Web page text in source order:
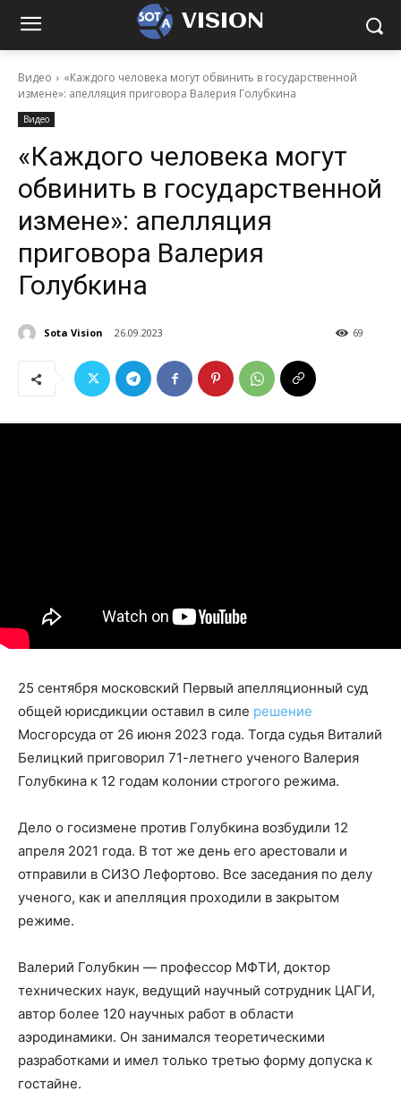
VISION
Видео
«Каждого человека могут обвинить в государственной
измене»: апелляция приговора Валерия Голубкина
Видео
«Каждого человека могут
обвинить в государственной
измене»: апелляция
приговора Валерия
Голубкина
Sota Vision 26.09.2023 69
25 сентября московский Первый апелляционный суд
общей юрисдикции оставил в силе решение
Мосгорсуда от 26 июня 2023 года. Тогда судья Виталий
Белицкий приговорил 71-летнего ученого Валерия
Голубкина к 12 годам колонии строгого режима.
Дело о госизмене против Голубкина возбудили 12
апреля 2021 года. В тот же день его арестовали и
отправили в СИЗО Лефортово. Все заседания по делу
ученого, как и апелляция проходили в закрытом
режиме.
Валерий Голубкин — профессор МФТИ, доктор
технических наук, ведущий научный сотрудник ЦАГИ,
автор более 120 научных работ в области
аэродинамики. Он занимался теоретическими
разработками и имел только третью форму допуска к
гостайне.